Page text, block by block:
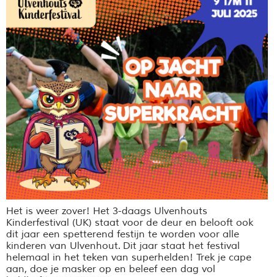
Het is weer zover! Het 3-daags Ulvenhouts
Kinderfestival (UK) staat voor de deur en belooft ook
dit jaar een spetterend festijn te worden voor alle
kinderen van Ulvenhout. Dit jaar staat het festival
helemaal in het teken van superhelden! Trek je cape
aan, doe je masker op en beleef een dag vol